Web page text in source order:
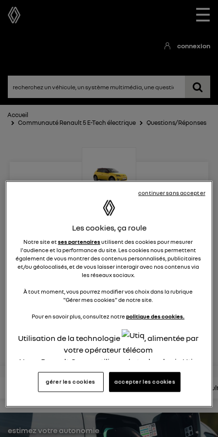
☰
connexion
Accueil
Communauté Renault 5 E-Tech électrique
Questions/Réponses
Renault 5 E-Tech
électrique
électriques RENAULT
872membres
R5 est de retour. Pop malicieuse, accueillante, Renault 5
rejoignez
lire les questions consultez la brochure
estimez votre autonomie
Les cookies, ça roule
Notre site etses partenairesutilisent des cookies pour mesurer
l'audience et la performance du site. Les cookies nous permettent
également de vous montrer des contenus personnalisés, publicitaires
et/ou géolocalisés, et de vous laisser interagir avec nos contenus via
les réseaux sociaux.
À tout moment, vous pourrez modifier vos choix dans la rubrique
"Gérer mes cookies" de notre site.
Pour en savoir plus, consultez notrepolitique des cookies.
Utilisation de la technologie
, alimentée par
votre opérateur télécom
Nous, Renault Group, utilisons la technologie Utiq
pour nos activités digitales (telles que décrites
dans cette notice de consentement) et liées à
utilisez une connexion internet fournie parun
opérateur télécom participant
et que vous
consentez sur chaque site).
gérer les cookies accepter les cookies
continuer sans accepter